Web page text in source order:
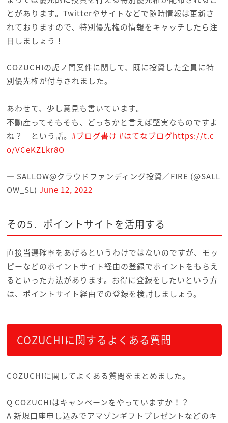
とがあります。Twitterやサイトなどで随時情報は更新さ
れておりますので、特別優先権の情報をキャッチしたら注
目しましょう！
COZUCHIの虎ノ門案件に関して、既に投資した全員に特
別優先権が付与されました。
あわせて、少し意見も書いています。
不動産ってそもそも、どっちかと言えば堅実なものですよ
ね？ という話。 #ブログ書け #はてなブログhttps://t.c
o/VCeKZLkr8O
— SALLOW@クラウドファンディング投資／FIRE (@SALL
OW_SL) June 12, 2022
その5．ポイントサイトを活用する
直接当選確率をあげるというわけではないのですが、モッ
ピーなどのポイントサイト経由の登録でポイントをもらえ
るといった方法があります。お得に登録をしたいという方
は、ポイントサイト経由での登録を検討しましょう。
COZUCHIに関するよくある質問
COZUCHIに関してよくある質問をまとめました。
Q COZUCHIはキャンペーンをやっていますか！？
A 新規口座申し込みでアマゾンギフトプレゼントなどのキ